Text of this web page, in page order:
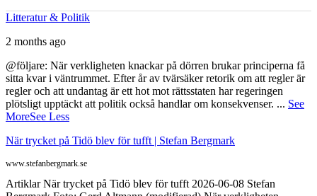
Litteratur & Politik
2 months ago
@följare: När verkligheten knackar på dörren brukar principerna få
sitta kvar i väntrummet. Efter år av tvärsäker retorik om att regler är
regler och att undantag är ett hot mot rättsstaten har regeringen
plötsligt upptäckt att politik också handlar om konsekvenser. ... See
MoreSee Less
När trycket på Tidö blev för tufft | Stefan Bergmark
www.stefanbergmark.se
Artiklar När trycket på Tidö blev för tufft 2026-06-08 Stefan